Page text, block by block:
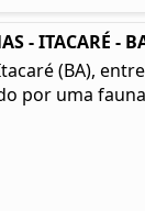
- ITACARÉ -
(BA),
por uma